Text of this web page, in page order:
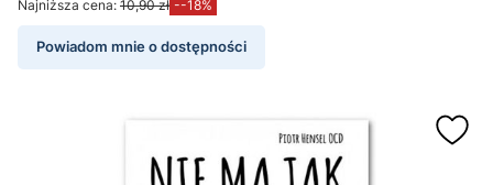
Najniższa cena: 10,90 zł --18%
Powiadom mnie o dostępności